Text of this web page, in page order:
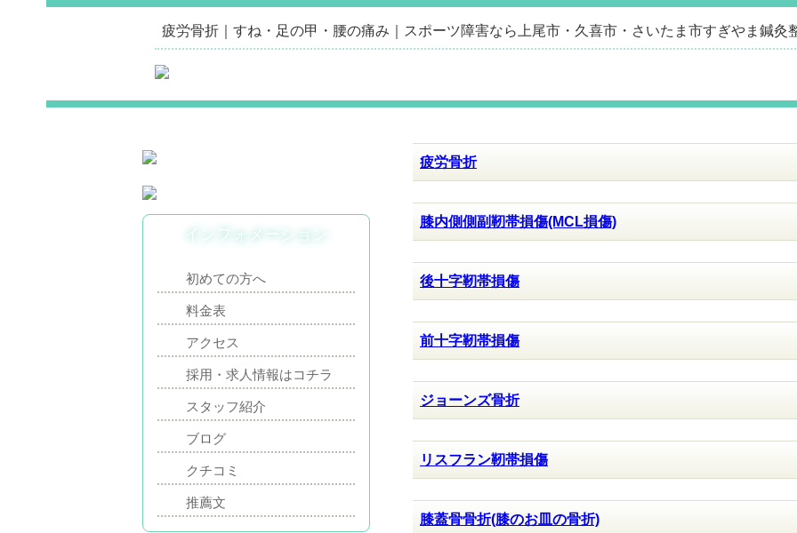
疲労骨折｜すね・足の甲・腰の痛み｜スポーツ障害なら上尾市・久喜市・さいたま市すぎやま鍼灸
疲労骨折
膝内側側副靭帯損傷(MCL損傷)
後十字靭帯損傷
前十字靭帯損傷
ジョーンズ骨折
リスフラン靭帯損傷
膝蓋骨骨折(膝のお皿の骨折)
インフォメーション
初めての方へ
料金表
アクセス
採用・求人情報はコチラ
スタッフ紹介
ブログ
クチコミ
推薦文